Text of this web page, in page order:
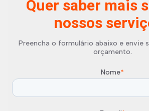
Quer saber mais
nossos
Preencha o formulário abaixo e envie
orçamento.
Nome*